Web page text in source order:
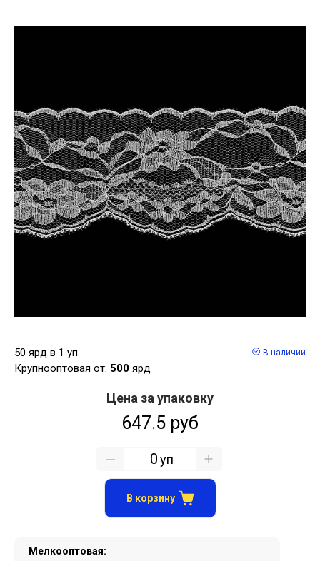
50 ярд в 1 уп
Крупнооптовая от: 500 ярд
В наличии
Мелкооптовая:
Цена за упаковку
647.5 руб
уп
В корзину